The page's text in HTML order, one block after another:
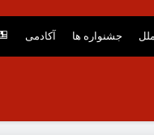
جشنواره ها آکادمی